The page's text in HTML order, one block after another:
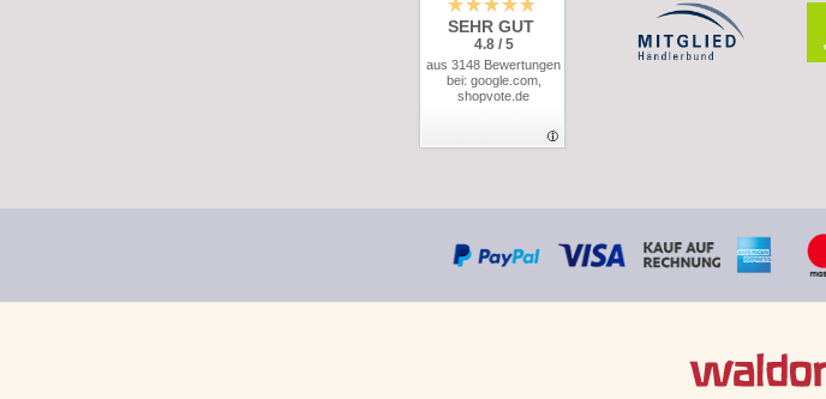
SEHR GUT
4.8 / 5
aus 3148 Bewertungen
bei: google.com,
shopvote.de